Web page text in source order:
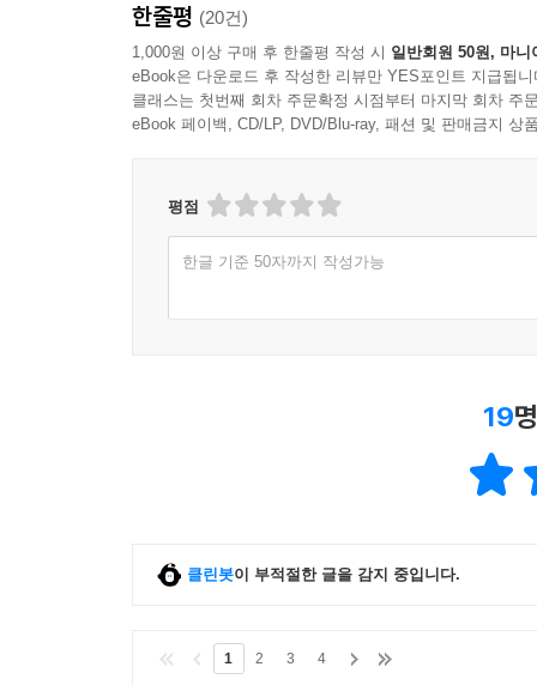
한줄평 (20건)
1,000원 이상 구매 후 한줄평 작성 시 일반회원 50원, 마니
eBook은 다운로드 후 작성한 리뷰만 YES포인트 지급됩니
클래스는 첫번째 회차 주문확정 시점부터 마지막 회차 주
eBook 페이백, CD/LP, DVD/Blu-ray, 패션 및 판매금지 상
평점
한글 기준 50자까지 작성가능
19
클린봇이 부적절한 글을 감지 중입니다.
1 2 3 4